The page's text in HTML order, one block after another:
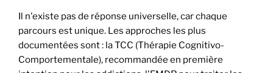
Il n'existe pas de réponse universelle, car chaque
parcours est unique. Les approches les plus
documentées sont : la TCC (Thérapie Cognitivo-
Comportementale), recommandée en première